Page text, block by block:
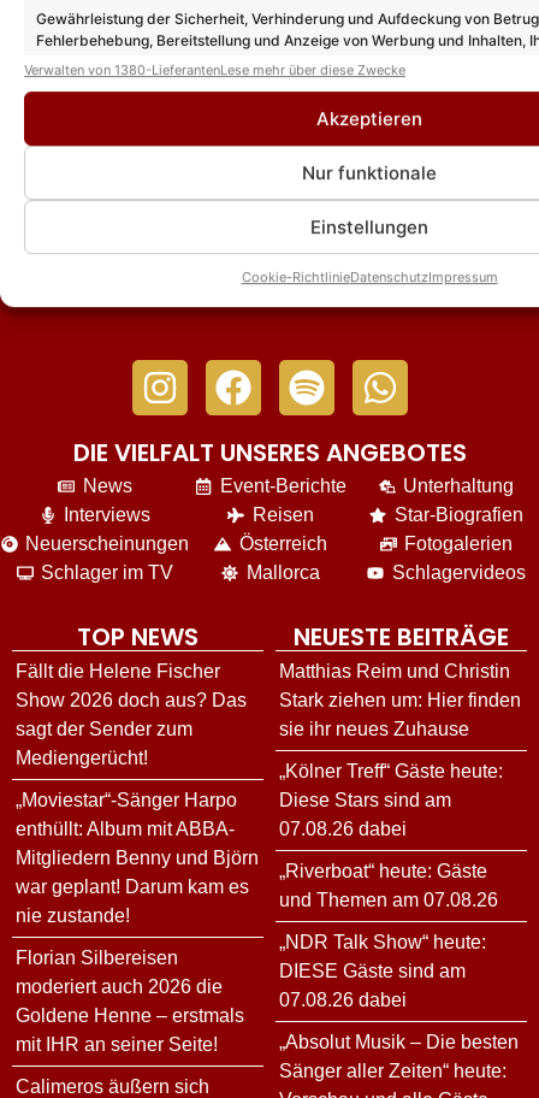
Gewährleistung der Sicherheit, Verhinderung und Aufdeckung von
Fehlerbehebung, Bereitstellung und Anzeige von Werbung und Inhalten,
Entscheidungen zum Datenschutz speichern und übermitteln.
Verwalten von 1380-LieferantenLese mehr über diese Zwecke
Akzeptieren
Nur funktionale
Einstellungen
Cookie-RichtlinieDatenschutzImpressum
Beatrice Egli feiert Jubiläum: Vinyl ihres
Erfolgsalbums „Kick im Augenblick“
kommt
kompensiert Ausfälle durch „Giovanni
Zarrella Show“: DIESE Stars sind am
DIE VIELFALT UNSERES ANGEBOTES
News
Interviews
Neuerscheinungen
Schlager im TV
Event-Berichte
Reisen
Österreich
Mallorca
Unterhaltung
Star-Biografien
Fotogalerien
Schlagervideos
TOP NEWS
Fällt die Helene Fischer
Show 2026 doch aus? Das
sagt der Sender zum
Mediengerücht!
„Moviestar“-Sänger Harpo
enthüllt: Album mit ABBA-
Mitgliedern Benny und Björn
war geplant! Darum kam es
nie zustande!
Florian Silbereisen
moderiert auch 2026 die
Goldene Henne – erstmals
mit IHR an seiner Seite!
Calimeros äußern sich
NEUESTE BEITRÄGE
Matthias Reim und Christin
Stark ziehen um: Hier finden
sie ihr neues Zuhause
„Kölner Treff“ Gäste heute:
Diese Stars sind am
07.08.26 dabei
„Riverboat“ heute: Gäste
und Themen am 07.08.26
„NDR Talk Show“ heute:
DIESE Gäste sind am
07.08.26 dabei
„Absolut Musik – Die besten
Sänger aller Zeiten“ heute: